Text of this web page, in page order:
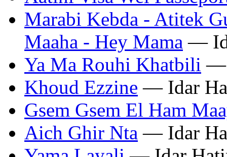
Marabi Kebda - Atitek
Maaha - Hey Mama —
Ya Ma Rouhi Khatbili —
Khoud Ezzine — Idar
Gsem Gsem El Ham
Aich Ghir Nta — Idar